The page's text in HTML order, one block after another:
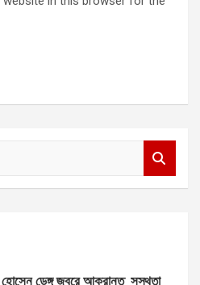
হোসেন ডেঙ্গু জ্বরে আক্রান্ত সুস্থতা